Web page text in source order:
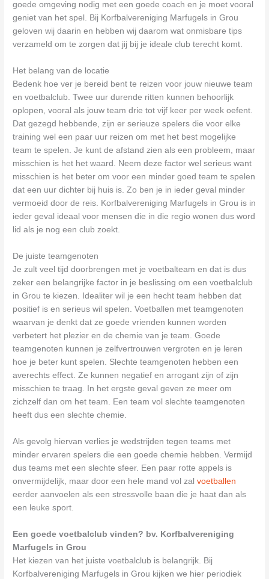
goede omgeving nodig met een goede coach en je moet vooral
geniet van het spel. Bij Korfbalvereniging Marfugels in Grou
geloven wij daarin en hebben wij daarom wat onmisbare tips
verzameld om te zorgen dat jij bij je ideale club terecht komt.
Het belang van de locatie
Bedenk hoe ver je bereid bent te reizen voor jouw nieuwe team
en voetbalclub. Twee uur durende ritten kunnen behoorlijk
oplopen, vooral als jouw team drie tot vijf keer per week oefent.
Dat gezegd hebbende, zijn er serieuze spelers die voor elke
training wel een paar uur reizen om met het best mogelijke
team te spelen. Je kunt de afstand zien als een probleem, maar
misschien is het het waard. Neem deze factor wel serieus want
misschien is het beter om voor een minder goed team te spelen
dat een uur dichter bij huis is. Zo ben je in ieder geval minder
vermoeid door de reis. Korfbalvereniging Marfugels in Grou is in
ieder geval ideaal voor mensen die in die regio wonen dus word
lid als je nog een club zoekt.
De juiste teamgenoten
Je zult veel tijd doorbrengen met je voetbalteam en dat is dus
zeker een belangrijke factor in je beslissing om een voetbalclub
in Grou te kiezen. Idealiter wil je een hecht team hebben dat
positief is en serieus wil spelen. Voetballen met teamgenoten
waarvan je denkt dat ze goede vrienden kunnen worden
verbetert het plezier en de chemie van je team. Goede
teamgenoten kunnen je zelfvertrouwen vergroten en je leren
hoe je beter kunt spelen. Slechte teamgenoten hebben een
averechts effect. Ze kunnen negatief en arrogant zijn of zijn
misschien te traag. In het ergste geval geven ze meer om
zichzelf dan om het team. Een team vol slechte teamgenoten
heeft dus een slechte chemie.
Als gevolg hiervan verlies je wedstrijden tegen teams met
minder ervaren spelers die een goede chemie hebben. Vermijd
dus teams met een slechte sfeer. Een paar rotte appels is
onvermijdelijk, maar door een hele mand vol zalvoetballen
eerder aanvoelen als een stressvolle baan die je haat dan als
een leuke sport.
Een goede voetbalclub vinden? bv. Korfbalvereniging
Marfugels in Grou
Het kiezen van het juiste voetbalclub is belangrijk. Bij
Korfbalvereniging Marfugels in Grou kijken we hier periodiek